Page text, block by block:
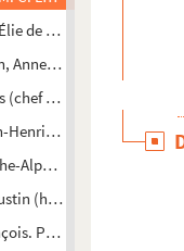
de (homme politique). 3
Anne-Henri de. Extraits de
(chef d'orchestre). 2
Henri-Joseph. Lettres
Alphonse. Extrait d'acte
(homme de lettres).
Partage de la